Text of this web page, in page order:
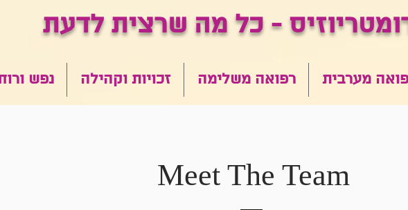
נפש זכויות וקהילה רפואה משלימה מערבית
Meet The Team